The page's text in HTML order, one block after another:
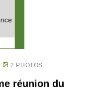
2 PHOTOS
réunion du